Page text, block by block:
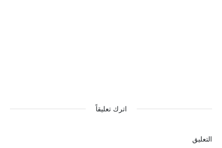
اترك تعليقاً
التعليق